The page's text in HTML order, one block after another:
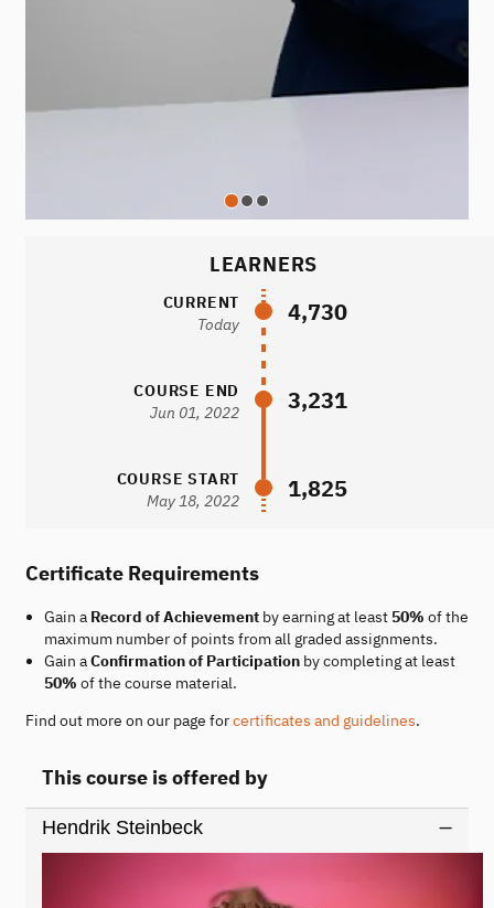
LEARNERS
CURRENT
Today
4,730
COURSE END
Jun 01, 2022
3,231
COURSE START
May 18, 2022
1,825
Certificate Requirements
Gain a Record of Achievementby earning at least 50% of the
maximum number of points from all graded assignments.
Gain aConfirmation of Participationby completing at least
50% of the course material.
Find out more on our page forcertificates and guidelines.
This course is offered by
Hendrik Steinbeck